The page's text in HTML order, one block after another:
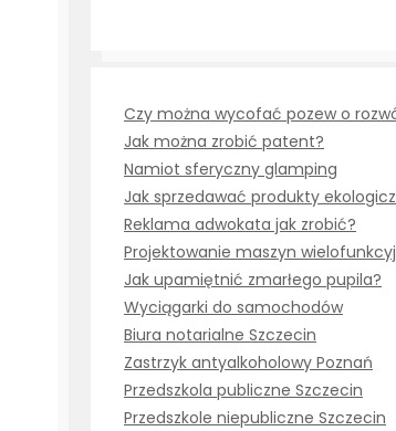
Czy można wycofać pozew o
Jak można zrobić patent?
Namiot sferyczny glamping
Jak sprzedawać produkty
Reklama adwokata jak zrobić?
Projektowanie maszyn
Jak upamiętnić zmarłego pupila?
Wyciągarki do samochodów
Biura notarialne Szczecin
Zastrzyk antyalkoholowy Poznań
Przedszkola publiczne Szczecin
Przedszkole niepubliczne Szczecin